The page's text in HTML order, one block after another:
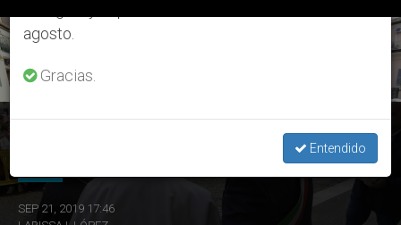
ÚLTIMAS NOTICIAS
SEP 21, 2019 17:46
agosto.
Gracias.
Entendido